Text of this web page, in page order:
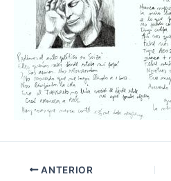
ANTERIOR